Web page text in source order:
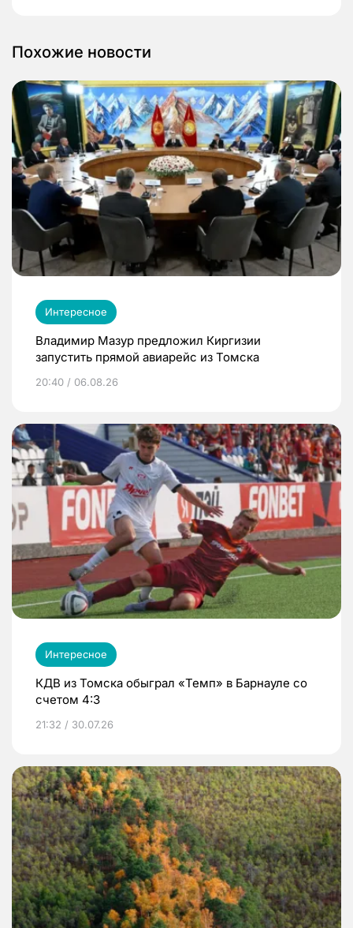
Похожие новости
Интересное
Владимир Мазур предложил Киргизии
запустить прямой авиарейс из Томска
20:40 / 06.08.26
Интересное
КДВ из Томска обыграл «Темп» в Барнауле со
счетом 4:3
21:32 / 30.07.26